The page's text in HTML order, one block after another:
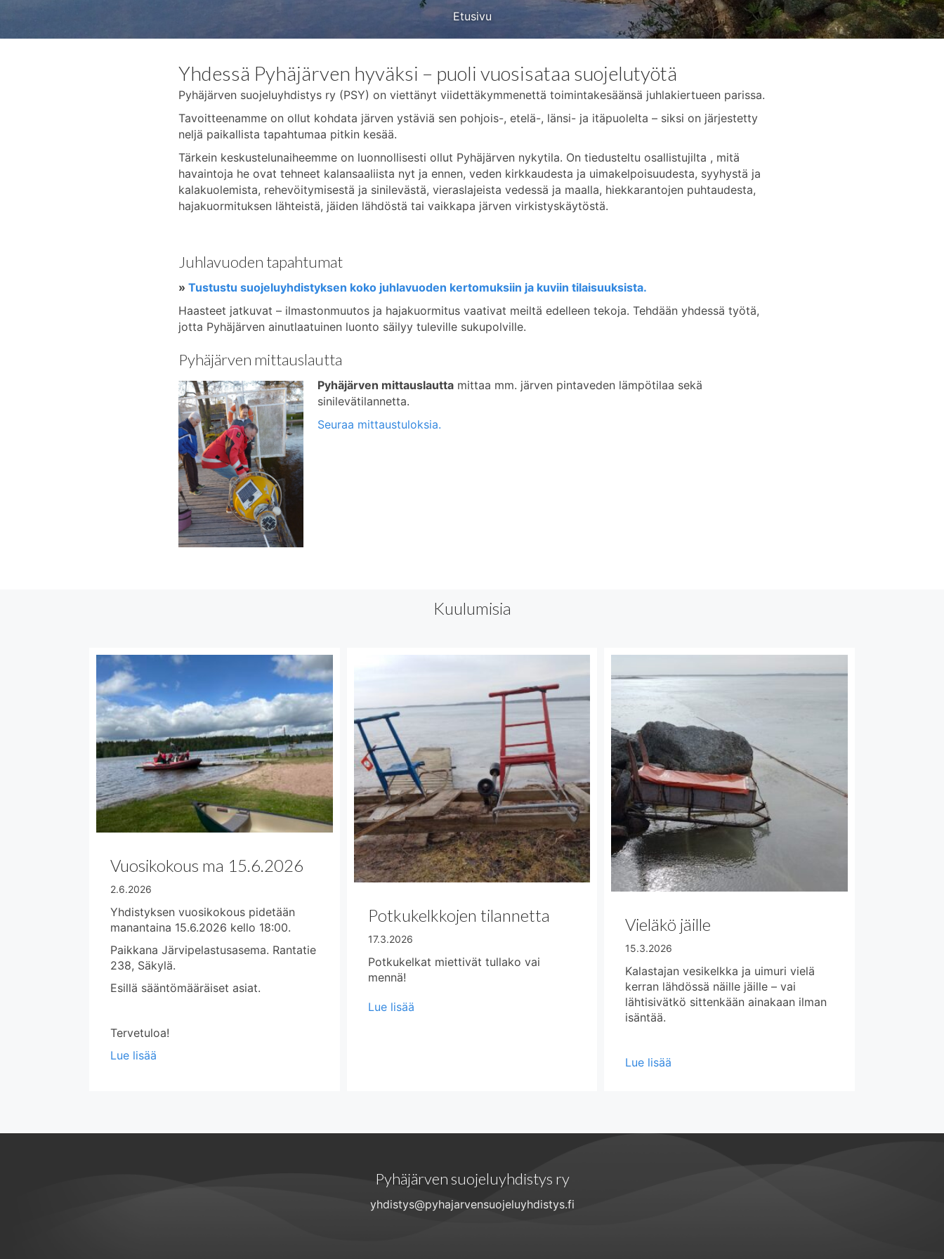
Etusivu
Yhdessä Pyhäjärven hyväksi – puoli vuosisataa suojelutyötä
Pyhäjärven suojeluyhdistys ry (PSY) on viettänyt viidettäkymmenettä toimintakesäänsä juhlakiertueen parissa.
Tavoitteenamme on ollut kohdata järven ystäviä sen pohjois-, etelä-, länsi- ja itäpuolelta – siksi on järjestetty
neljä paikallista tapahtumaa pitkin kesää.
Tärkein keskustelunaiheemme on luonnollisesti ollut Pyhäjärven nykytila. On tiedusteltu osallistujilta , mitä
havaintoja he ovat tehneet kalansaaliista nyt ja ennen, veden kirkkaudesta ja uimakelpoisuudesta, syyhystä ja
kalakuolemista, rehevöitymisestä ja sinilevästä, vieraslajeista vedessä ja maalla, hiekkarantojen puhtaudesta,
hajakuormituksen lähteistä, jäiden lähdöstä tai vaikkapa järven virkistyskäytöstä.
Juhlavuoden tapahtumat
» Tustustu suojeluyhdistyksen koko juhlavuoden kertomuksiin ja kuviin tilaisuuksista.
Haasteet jatkuvat – ilmastonmuutos ja hajakuormitus vaativat meiltä edelleen tekoja. Tehdään yhdessä työtä,
jotta Pyhäjärven ainutlaatuinen luonto säilyy tuleville sukupolville.
Pyhäjärven mittauslautta
Pyhäjärven mittauslauttamittaa mm. järven pintaveden lämpötilaa sekä
sinilevätilannetta.
Seuraa mittaustuloksia.
Kuulumisia
Vuosikokous ma 15.6.2026
2.6.2026
Yhdistyksen vuosikokous pidetään
manantaina 15.6.2026 kello 18:00.
Paikkana Järvipelastusasema. Rantatie
238, Säkylä.
Esillä sääntömääräiset asiat.
Tervetuloa!
Lue lisää
Potkukelkkojen tilannetta
17.3.2026
Potkukelkat miettivät tullako vai
mennä!
Lue lisääabout Potkukelkkojen tilannetta
Vieläkö jäille
15.3.2026
Kalastajan vesikelkka ja uimuri vielä
kerran lähdössä näille jäille – vai
lähtisivätkö sittenkään ainakaan ilman
isäntää.
Lue lisää
Pyhäjärven suojeluyhdistys ry
yhdistys@pyhajarvensuojeluyhdistys.fi